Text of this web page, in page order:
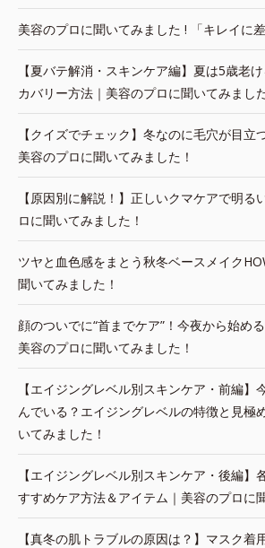
美容のプロに聞いてみました ! 「キレイに
【夏バテ解消・スキンケア編】夏は5歳老
カバリー方法｜美容のプロに聞いてみまし
【クイズでチェック】冬なのに毛穴が目立
美容のプロに聞いてみました！
【原因別に解説！】正しいクマケアで明る
ロに聞いてみました！
ツヤと血色感をまとう秋冬ベースメイク
聞いてみました！
顔のついでに“首までケア”！今夜から始め
美容のプロに聞いてみました！
【エイジングレベル別スキンケア・前編】
んでいる？エイジングレベルの特徴と見極
いてみました！
【エイジングレベル別スキンケア・後編】
すすめケア方法＆アイテム｜美容のプロに
【真冬の肌トラブルの原因は？】マスク着